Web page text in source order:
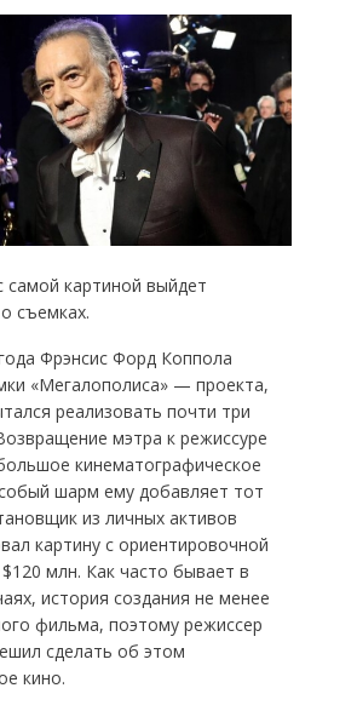
самой картиной выйдет
съемках.
Фрэнсис Форд Коппола
«Мегалополиса» — проекта,
реализовать почти три
мэтра к режиссуре
кинематографическое
шарм ему добавляет тот
из личных активов
картину с ориентировочной
млн. Как часто бывает в
история создания не менее
фильма, поэтому режиссер
сделать об этом
кино.